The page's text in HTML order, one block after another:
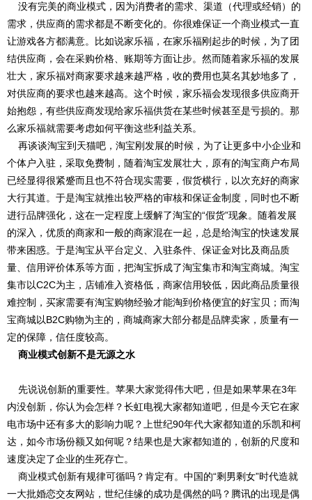
没有完美的商业模式，因为消费者的需求、渠道（代理或经销）的
需求，供应商的需求都是不断变化的。你很难保证一个商业模式一直
让游戏各方都满意。比如说家乐福，在家乐福刚起步的时候，为了团
结供应商，会在采购价格、账期等方面让步。然而随着家乐福的发展
壮大，家乐福对商家要求越来越严格，收的费用也莫名其妙地多了，
对供应商的要求也越来越高。这个时候，家乐福会发现很多供应商开
始抱怨，有些供应商发现给家乐福供货在某些时候甚至是亏损的。那
么家乐福就需要考虑如何平衡这些利益关系。
再谈谈淘宝到天猫吧，淘宝刚发展的时候，为了让更多中小企业和
个体户入驻，采取免费制，随着淘宝发展壮大，原有的淘宝商户布局
已经显得很紧蹙而且也不符合现实需要，假货横行，以次充好的商家
大行其道。于是淘宝就推出较严格的审核和保证金制度，同时也不断
进行品牌强化，这在一定程度上缓解了淘宝的“假货”现象。随着发展
的深入，优质的商家和一般的商家混在一起，总是给淘宝的快速发展
带来困惑。于是淘宝从平台定义、入驻条件、保证金对比及商品质
量、信用评价体系等方面，把淘宝拆成了淘宝集市和淘宝商城。淘宝
集市以C2C为主，店铺准入资格低，商家信用较低，因此商品质量很
难控制，买家需要有淘宝购物经验才能淘到价格便宜的好宝贝；而淘
宝商城以B2C购物为主的，商城商家大部分都是品牌卖家，质量有一
定的保障，信任度较高。
商业模式创新不是无源之水
先说说创新的重要性。苹果大家觉得伟大吧，但是如果苹果在3年
内没创新，你认为会怎样？长虹电视大家都知道吧，但是今天它在家
电市场中还有多大的影响力呢？上世纪90年代大家都知道的乐凯和柯
达，如今市场份额又如何呢？结果也是大家都知道的，创新的尺度和
速度决定了企业的生死存亡。
商业模式创新有规律可循吗？肯定有。中国的“剩男剩女”时代造就
一大批婚恋交友网站，世纪佳缘的成功是偶然的吗？腾讯的出现是偶